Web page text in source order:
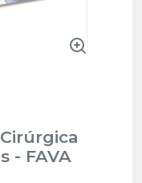
- FAVA